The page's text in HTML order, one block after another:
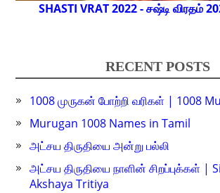
SHASTI VRAT 2022 - சஷ்டி விரதம்
RECENT POSTS
1008 முருகன் போற்றி வரிகள் | 1008
Murugan 1008 Names in Tamil
அட்சய திருதியை அன்று பல்லி
அட்சய திருதியை நாளின் சிறப்புக்கள் |
Akshaya Tritiya